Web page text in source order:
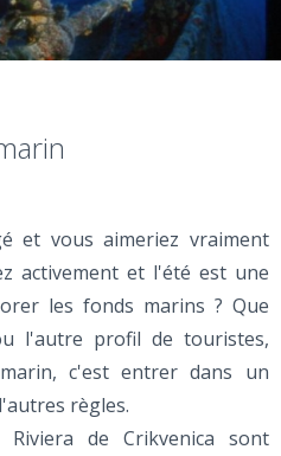
et vous aimeriez vraiment
activement et l'été est une
les fonds marins ? Que
l'autre profil de touristes,
c'est entrer dans un
règles.
de Crikvenica sont